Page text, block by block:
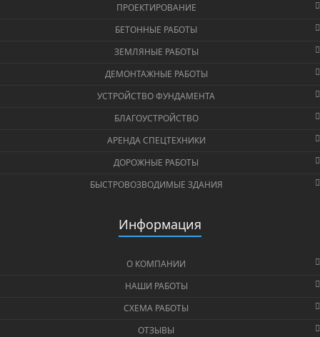
ПРОЕКТИРОВАНИЕ
БЕТОННЫЕ РАБОТЫ
ЗЕМЛЯНЫЕ РАБОТЫ
ДЕМОНТАЖНЫЕ РАБОТЫ
УСТРОЙСТВО ФУНДАМЕНТА
БЛАГОУСТРОЙСТВО
АРЕНДА СПЕЦТЕХНИКИ
ДОРОЖНЫЕ РАБОТЫ
БЫСТРОВОЗВОДИМЫЕ ЗДАНИЯ
Информация
О КОМПАНИИ
НАШИ РАБОТЫ
СХЕМА РАБОТЫ
ОТЗЫВЫ